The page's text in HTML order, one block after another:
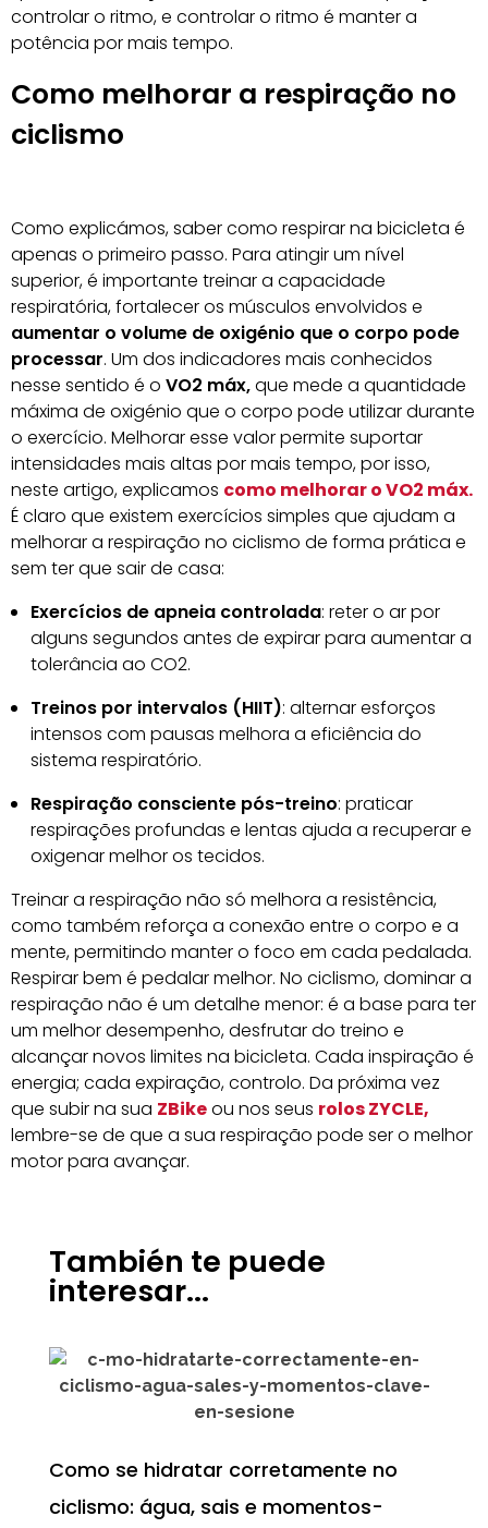
controlar o ritmo, e controlar o ritmo é manter a
potência por mais tempo.
Como melhorar a respiração no
ciclismo
Como explicámos, saber como respirar na bicicleta é
apenas o primeiro passo. Para atingir um nível
superior, é importante treinar a capacidade
respiratória, fortalecer os músculos envolvidos e
aumentar o volume de oxigénio que o corpo pode
processar. Um dos indicadores mais conhecidos
nesse sentido é o VO2 máx,que mede a quantidade
máxima de oxigénio que o corpo pode utilizar durante
o exercício. Melhorar esse valor permite suportar
intensidades mais altas por mais tempo, por isso,
neste artigo, explicamos como melhorar o VO2 máx.
É claro que existem exercícios simples que ajudam a
melhorar a respiração no ciclismo de forma prática e
sem ter que sair de casa:
Exercícios de apneia controlada: reter o ar por
alguns segundos antes de expirar para aumentar a
tolerância ao CO2.
Treinos por intervalos (HIIT): alternar esforços
intensos com pausas melhora a eficiência do
sistema respiratório.
Respiração consciente pós-treino: praticar
respirações profundas e lentas ajuda a recuperar e
oxigenar melhor os tecidos.
Treinar a respiração não só melhora a resistência,
como também reforça a conexão entre o corpo e a
mente, permitindo manter o foco em cada pedalada.
Respirar bem é pedalar melhor. No ciclismo, dominar a
respiração não é um detalhe menor: é a base para ter
um melhor desempenho, desfrutar do treino e
alcançar novos limites na bicicleta. Cada inspiração é
energia; cada expiração, controlo. Da próxima vez
que subir na sua ZBikeou nos seus rolos ZYCLE,
lembre-se de que a sua respiração pode ser o melhor
motor para avançar.
También te puede
interesar...
Como se hidratar corretamente no
ciclismo: água, sais e momentos-